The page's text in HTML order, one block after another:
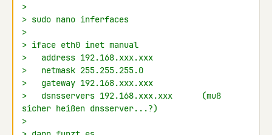
>
> sudo nano inferfaces
>
> iface eth0 inet manual
>   address 192.168.xxx.xxx
>   netmask 255.255.255.0
>   gateway 192.168.xxx.xxx
>   dsnsservers 192.168.xxx.xxx      (muß
sicher heißen dnsserver...?)
>